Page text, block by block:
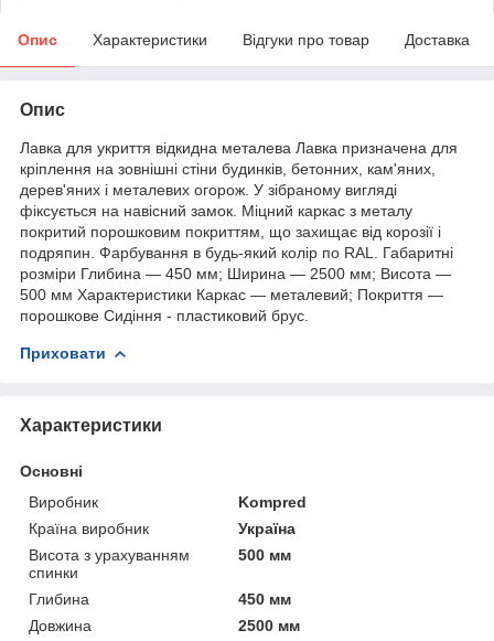
Опис Характеристики Відгуки про товар Доставка
Опис
Лавка для укриття відкидна металева Лавка призначена для
кріплення на зовнішні стіни будинків, бетонних, кам'яних,
дерев'яних і металевих огорож. У зібраному вигляді
фіксується на навісний замок. Міцний каркас з металу
покритий порошковим покриттям, що захищає від корозії і
подряпин. Фарбування в будь-який колір по RAL. Габаритні
розміри Глибина — 450 мм; Ширина — 2500 мм; Висота —
500 мм Характеристики Каркас — металевий; Покриття —
порошкове Сидіння - пластиковий брус.
Приховати
Характеристики
Основні
Виробник
Kompred
Країна виробник
Україна
Висота з урахуванням
спинки
500 мм
Глибина
450 мм
Довжина
2500 мм